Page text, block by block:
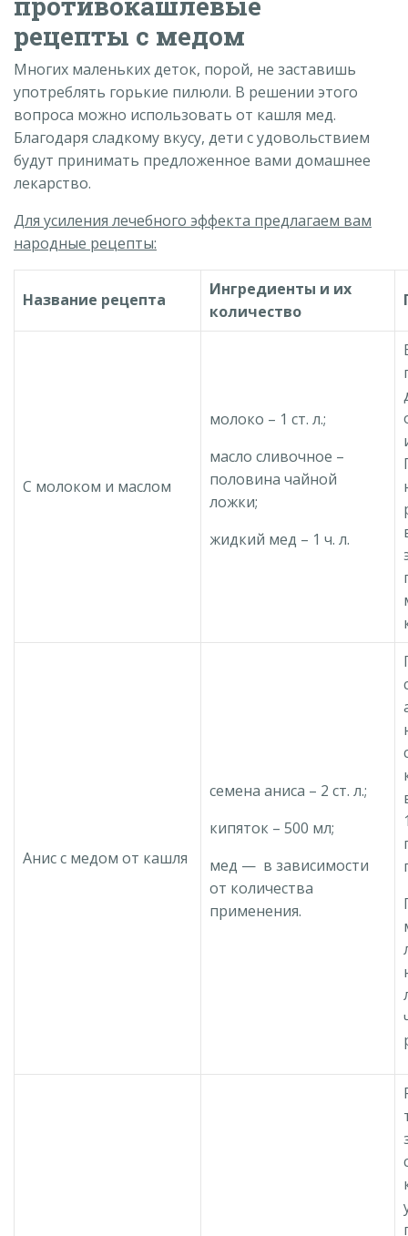
рецепты с медом
Многих маленьких деток, порой, не заставишь
употреблять горькие пилюли. В решении этого
вопроса можно использовать от кашля мед.
Благодаря сладкому вкусу, дети с удовольствием
будут принимать предложенное вами домашнее
лекарство.
Для усиления лечебного эффекта предлагаем вам
народные рецепты:
Название рецепта
Ингредиенты и их
количество
С молоком и маслом
молоко – 1 ст. л.;
масло сливочное –
половина чайной
ложки;
жидкий мед – 1 ч. л.
Анис с медом от кашля
семена аниса – 2 ст. л.;
кипяток – 500 мл;
мед — в зависимости
от количества
применения.